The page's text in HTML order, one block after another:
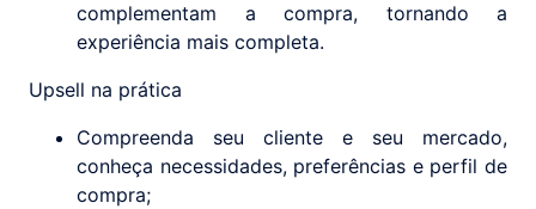
complementam a compra, tornando a
experiência mais completa.
Upsell na prática
Compreenda seu cliente e seu mercado,
conheça necessidades, preferências e perfil de
compra;